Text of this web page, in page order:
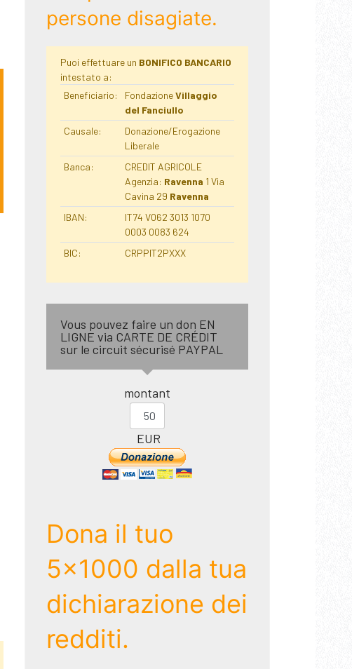
persone disagiate.
Puoi effettuare un BONIFICO BANCARIO
intestato a:
Beneficiario:
FondazioneVillaggio
del Fanciullo
Causale:
Donazione/Erogazione
Liberale
Banca:
CREDIT AGRICOLE
Agenzia: Ravenna 1 Via
Cavina 29 Ravenna
IBAN:
IT74 V062 3013 1070
0003 0083 624
BIC:
CRPPIT2PXXX
Vous pouvez faire un don EN
LIGNE via CARTE DE CRÉDIT
sur le circuit sécurisé PAYPAL
montant
EUR
Dona il tuo
5x1000 dalla tua
dichiarazione dei
redditi.